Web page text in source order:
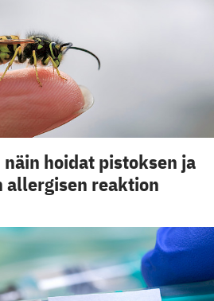
hoidat pistoksen ja
reaktion